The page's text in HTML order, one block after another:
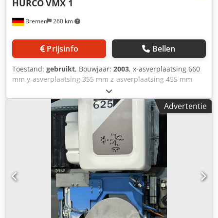
Bremen 260 km
HURCOVMX 1
Prijsinfo Bellen
Toestand: gebruikt, Bouwjaar: 2003, x-asverplaatsing 660
mm y-asverplaatsing 355 mm z-asverplaatsing 455 mm
tafelopspanvlak 760 x 355 mm tafelbelasting 1,5 t T-
sleuven 3 T-sleuf breedte 18 mm Besturing ULTIMAX 4
Gereedschapswisselaar 16-posities Max.
gereedschapsdiameter 90 mm Max. gereedschapslengte
200 mm Max. gereedschapsgewicht 7 kg Spilsnelheid
10.000 rpm Spilmotor 7,5 kW Magazijncapaciteit 16 st.
Dcjdpfxoyy A Ano Aa Hjk Opname SK 40 Voeding max. 28
m/min Snelverplaatsing 35/35/30 m/min Benodigde ruimte
ca. 1,8 x 1,9 x 2,4 m Gewicht 3 t Totale vermogensbehoefte
21 kW Gebruikt verticaal bewerkingscentrum met dubbele
arm gereedschapswisselaar. HURO ULTIMAX 4 besturing
Advertentie